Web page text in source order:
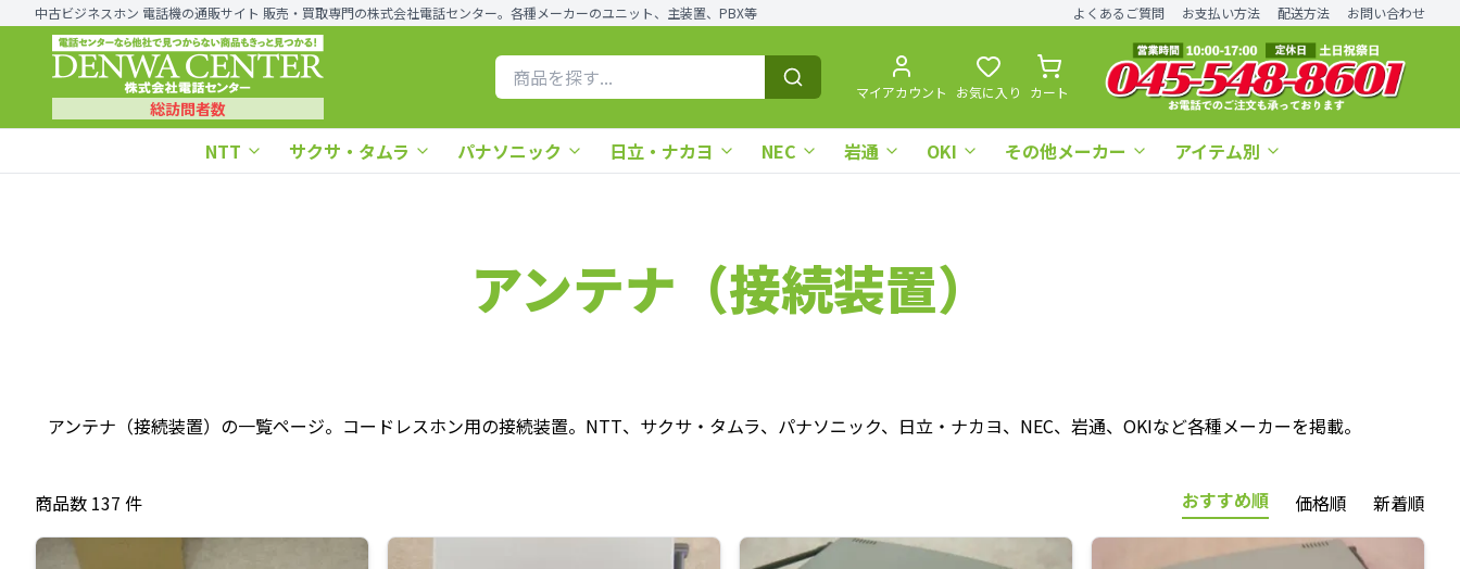
中古ビジネスホン 電話機の通販サイト 販売・買取専門の株式会社電話センター。各種メーカーのユニット、主装置、PBX等 よくあるご質問 お支払い方法 配送方法 お問い合わせ
総訪問者数
マイアカウント お気に入り カート
NTT サクサ・タムラ パナソニック 日立・ナカヨ NEC 岩通 OKI その他メーカー アイテム別
アンテナ（接続装置）
アンテナ（接続装置）の一覧ページ。コードレスホン用の接続装置。NTT、サクサ・タムラ、パナソニック、日立・ナカヨ、NEC、岩通、OKIなど各種メーカーを掲載。
商品数 137 件 おすすめ順 価格順 新着順